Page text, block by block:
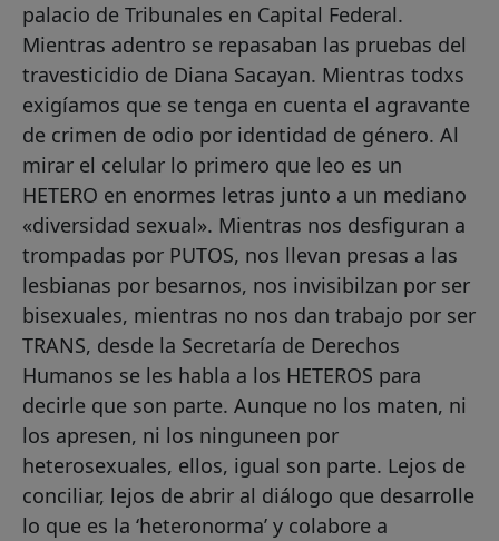
palacio de Tribunales en Capital Federal.
Mientras adentro se repasaban las pruebas del
travesticidio de Diana Sacayan. Mientras todxs
exigíamos que se tenga en cuenta el agravante
de crimen de odio por identidad de género. Al
mirar el celular lo primero que leo es un
HETERO en enormes letras junto a un mediano
«diversidad sexual». Mientras nos desfiguran a
trompadas por PUTOS, nos llevan presas a las
lesbianas por besarnos, nos invisibilzan por ser
bisexuales, mientras no nos dan trabajo por ser
TRANS, desde la Secretaría de Derechos
Humanos se les habla a los HETEROS para
decirle que son parte. Aunque no los maten, ni
los apresen, ni los ninguneen por
heterosexuales, ellos, igual son parte. Lejos de
conciliar, lejos de abrir al diálogo que desarrolle
lo que es la ‘heteronorma’ y colabore a